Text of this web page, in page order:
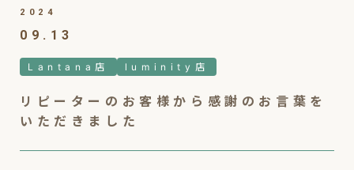
2024
09.13
Lantana店 luminity店
リピーターのお客様から感謝のお言葉を
いただきました